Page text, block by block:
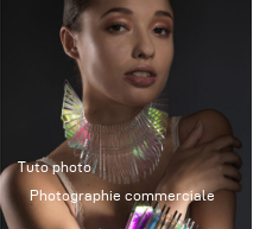
Tuto photo
Photographie commerciale